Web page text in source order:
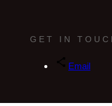
GET IN
Email